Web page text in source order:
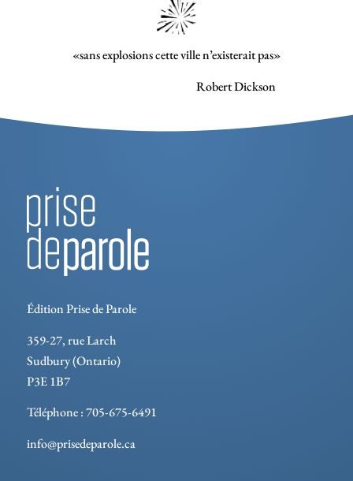
«sans explosions cette ville n’existerait pas»
Robert Dickson
Édition Prise de Parole
359-27, rue Larch
Sudbury (Ontario)
P3E 1B7
Téléphone : 705-675-6491
info@prisedeparole.ca